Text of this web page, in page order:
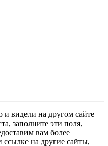
и видели на другом сайте
заполните эти поля,
вам более
на другие сайты,